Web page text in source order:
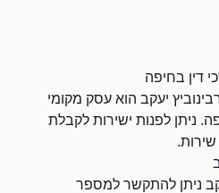
דין בחיפה
יעקב הוא עסק מקומי
ניתן לפנות ישירות לקבלת
ניתן להתקשר למספר